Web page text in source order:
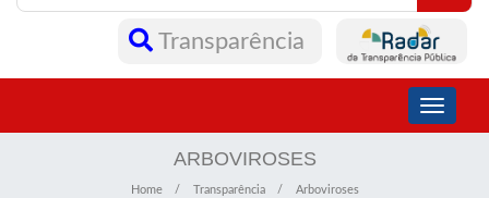
Transparência
Toggle
ARBOVIROSES
Home Transparência Arboviroses